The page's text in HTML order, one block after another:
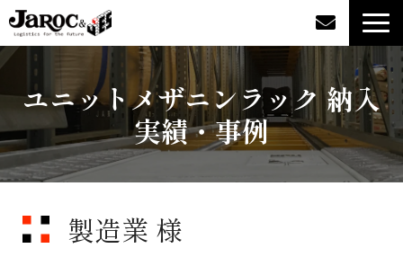
製品情報
企業情報
カタログダウンロード
ユニットメザニンラック 納入
実績・事例
製造業 様